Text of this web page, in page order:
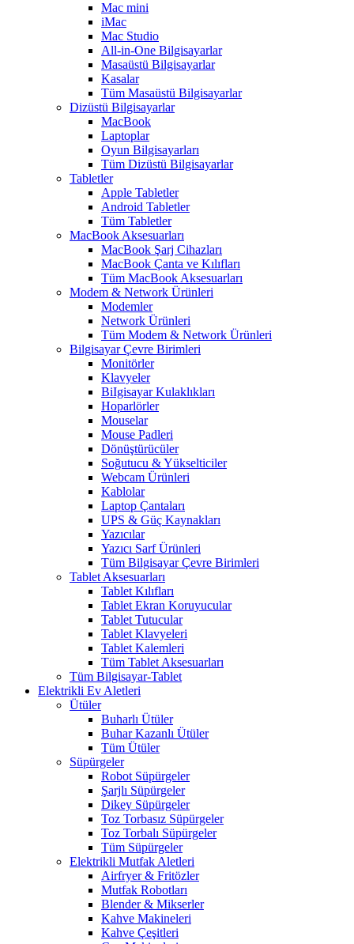
Mac mini
iMac
Mac Studio
All-in-One Bilgisayarlar
Masaüstü Bilgisayarlar
Kasalar
Tüm Masaüstü Bilgisayarlar
Dizüstü Bilgisayarlar
MacBook
Laptoplar
Oyun Bilgisayarları
Tüm Dizüstü Bilgisayarlar
Tabletler
Apple Tabletler
Android Tabletler
Tüm Tabletler
MacBook Aksesuarları
MacBook Şarj Cihazları
MacBook Çanta ve Kılıfları
Tüm MacBook Aksesuarları
Modem & Network Ürünleri
Modemler
Network Ürünleri
Tüm Modem & Network Ürünleri
Bilgisayar Çevre Birimleri
Monitörler
Klavyeler
BiIgisayar Kulaklıkları
Hoparlörler
Mouselar
Mouse Padleri
Dönüştürücüler
Soğutucu & Yükselticiler
Webcam Ürünleri
Kablolar
Laptop Çantaları
UPS & Güç Kaynakları
Yazıcılar
Yazıcı Sarf Ürünleri
Tüm Bilgisayar Çevre Birimleri
Tablet Aksesuarları
Tablet Kılıfları
Tablet Ekran Koruyucular
Tablet Tutucular
Tablet Klavyeleri
Tablet Kalemleri
Tüm Tablet Aksesuarları
Tüm Bilgisayar-Tablet
Elektrikli Ev Aletleri
Ütüler
Buharlı Ütüler
Buhar Kazanlı Ütüler
Tüm Ütüler
Süpürgeler
Robot Süpürgeler
Şarjlı Süpürgeler
Dikey Süpürgeler
Toz Torbasız Süpürgeler
Toz Torbalı Süpürgeler
Tüm Süpürgeler
Elektrikli Mutfak Aletleri
Airfryer & Fritözler
Mutfak Robotları
Blender & Mikserler
Kahve Makineleri
Kahve Çeşitleri